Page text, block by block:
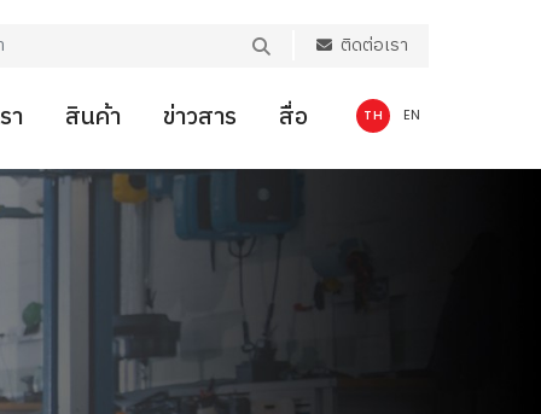
ติดต่อเรา
TH EN
า สินค้า ข่าวสาร สื่อ